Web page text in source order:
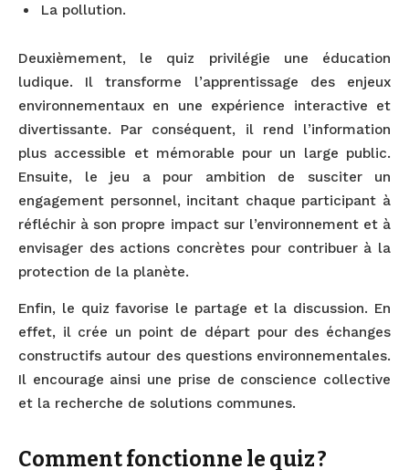
La pollution.
Deuxièmement, le quiz privilégie une éducation
ludique. Il transforme l’apprentissage des enjeux
environnementaux en une expérience interactive et
divertissante. Par conséquent, il rend l’information
plus accessible et mémorable pour un large public.
Ensuite, le jeu a pour ambition de susciter un
engagement personnel, incitant chaque participant à
réfléchir à son propre impact sur l’environnement et à
envisager des actions concrètes pour contribuer à la
protection de la planète.
Enfin, le quiz favorise le partage et la discussion. En
effet, il crée un point de départ pour des échanges
constructifs autour des questions environnementales.
Il encourage ainsi une prise de conscience collective
et la recherche de solutions communes.
Comment fonctionne le quiz ?